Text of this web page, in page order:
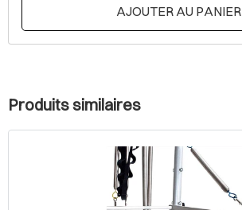
AJOUTER AU PANIER
Produits similaires